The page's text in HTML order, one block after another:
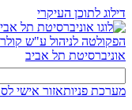
דילוג לתוכן העיקרי
הפקולטה לניהול ע"ש קולר
אוניברסיטת תל אביב
מערכת פניותאזור אישי